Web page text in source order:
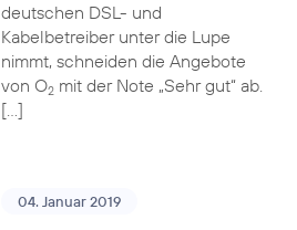
deutschen DSL- und
Kabelbetreiber unter die Lupe
nimmt, schneiden die Angebote
von O2mit der Note „Sehr gut“ ab.
[…]
04. Januar 2019